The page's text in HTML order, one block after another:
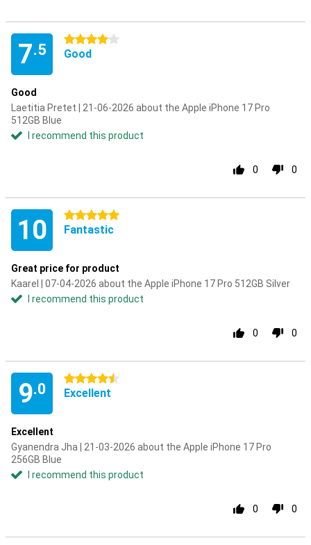
7.5
4 stars
Good
Good
Laetitia Pretet | 21-06-2026 about the Apple iPhone 17 Pro
512GB Blue
I recommend this product
0 0
10 5 stars
Fantastic
Great price for product
Kaarel | 07-04-2026 about the Apple iPhone 17 Pro 512GB Silver
I recommend this product
0 0
9.0
4.5 stars
Excellent
Excellent
Gyanendra Jha | 21-03-2026 about the Apple iPhone 17 Pro
256GB Blue
I recommend this product
0 0